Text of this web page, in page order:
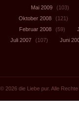
Mai 2009
(103)
Oktober 2008
(121)
Februar 2008
(59)
Juli 2007
(107) Juni
© 2026 die Liebe pur. Alle